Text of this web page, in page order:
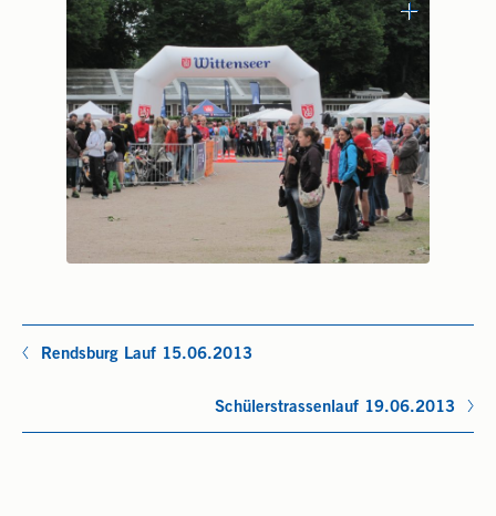
Rendsburg Lauf 15.06.2013
Schülerstrassenlauf 19.06.2013